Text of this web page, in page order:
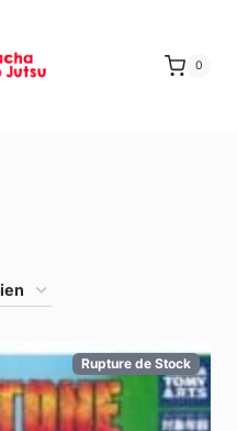
0
Rupture de Stock